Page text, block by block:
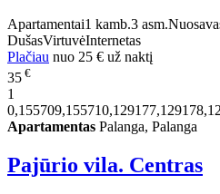
Apartamentai1 kamb.3 asm.
DušasVirtuvėInternetas
Plačiau nuo 25 € už naktį
35 €
1
Apartamentas Palanga, Palanga
Pajūrio vila. Centras